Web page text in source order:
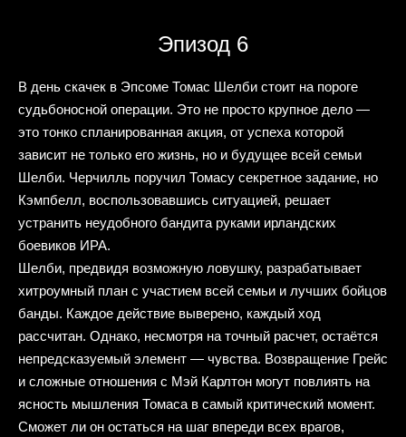
Эпизод 6
В день скачек в Эпсоме Томас Шелби стоит на пороге
судьбоносной операции. Это не просто крупное дело —
это тонко спланированная акция, от успеха которой
зависит не только его жизнь, но и будущее всей семьи
Шелби. Черчилль поручил Томасу секретное задание, но
Кэмпбелл, воспользовавшись ситуацией, решает
устранить неудобного бандита руками ирландских
боевиков ИРА.
Шелби, предвидя возможную ловушку, разрабатывает
хитроумный план с участием всей семьи и лучших бойцов
банды. Каждое действие выверено, каждый ход
рассчитан. Однако, несмотря на точный расчет, остаётся
непредсказуемый элемент — чувства. Возвращение Грейс
и сложные отношения с Мэй Карлтон могут повлиять на
ясность мышления Томаса в самый критический момент.
Сможет ли он остаться на шаг впереди всех врагов,